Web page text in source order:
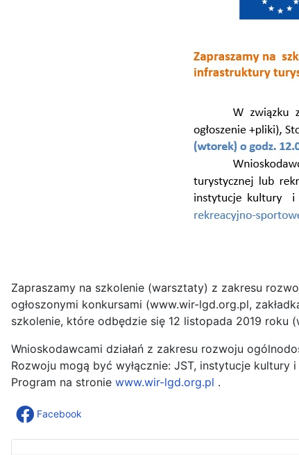
Zapraszamy na szkolenie (warsztaty) z zakresu
ogłoszonymi konkursami (www.wir-lgd.org.pl,
szkolenie, które odbędzie się 12 listopada 2019 roku
Wnioskodawcami działań z zakresu rozwoju
Rozwoju mogą być wyłącznie: JST, instytucje
Program na stronie www.wir-lgd.org.pl .
Facebook